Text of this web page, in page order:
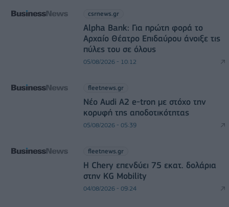
csrnews.gr
Alpha Bank: Για πρώτη φορά το
Αρχαίο Θέατρο Επιδαύρου άνοιξε τις
πύλες του σε όλους
05/08/2026 - 10:12
fleetnews.gr
Νέο Audi A2 e-tron με στόχο την
κορυφή της αποδοτικότητας
05/08/2026 - 05:39
fleetnews.gr
Η Chery επενδύει 75 εκατ. δολάρια
στην KG Mobility
04/08/2026 - 09:24